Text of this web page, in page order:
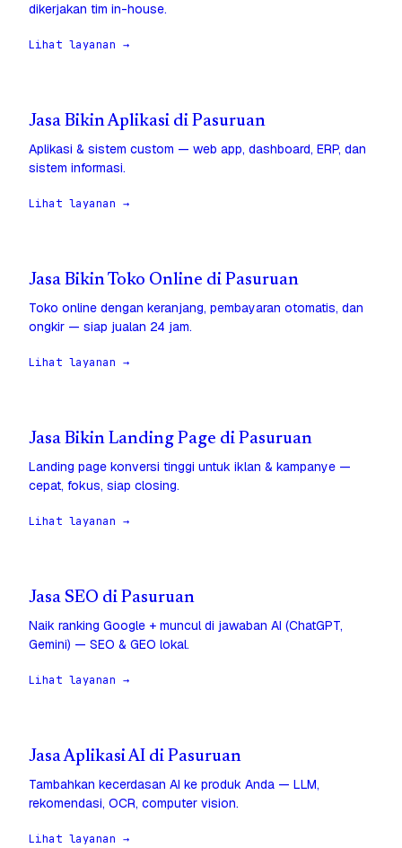
dikerjakan tim in-house.
Lihat layanan →
Jasa Bikin Aplikasi di Pasuruan
Aplikasi & sistem custom — web app, dashboard, ERP, dan
sistem informasi.
Lihat layanan →
Jasa Bikin Toko Online di Pasuruan
Toko online dengan keranjang, pembayaran otomatis, dan
ongkir — siap jualan 24 jam.
Lihat layanan →
Jasa Bikin Landing Page di Pasuruan
Landing page konversi tinggi untuk iklan & kampanye —
cepat, fokus, siap closing.
Lihat layanan →
Jasa SEO di Pasuruan
Naik ranking Google + muncul di jawaban AI (ChatGPT,
Gemini) — SEO & GEO lokal.
Lihat layanan →
Jasa Aplikasi AI di Pasuruan
Tambahkan kecerdasan AI ke produk Anda — LLM,
rekomendasi, OCR, computer vision.
Lihat layanan →